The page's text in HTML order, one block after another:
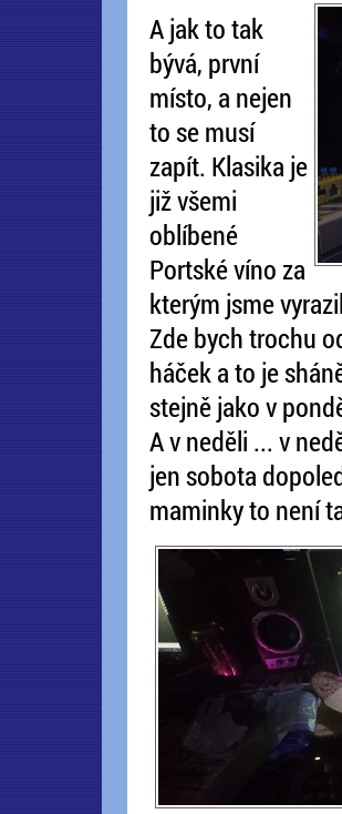
A jak to tak
bývá, první
místo, a nejen
to se musí
zapít. Klasika je
již všemi
oblíbené
Portské víno za
kterým jsme
Zde bych trochu
háček a to je
stejně jako v
A v neděli ... v
jen sobota
maminky to není